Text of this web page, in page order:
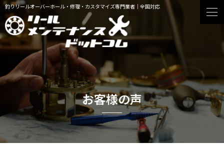
釣りリールオーバーホール・修理・カスタマイズ専門業者｜全国対応
お客様の声